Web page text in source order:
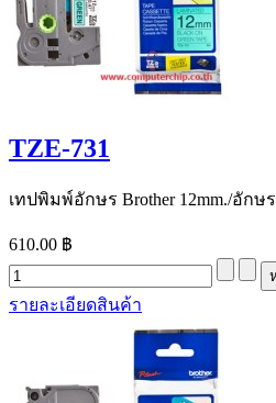
TZE-731
เทปพิมพ์อักษร Brother 12mm./อักษ
610.00 ฿
รายละเอียดสินค้า